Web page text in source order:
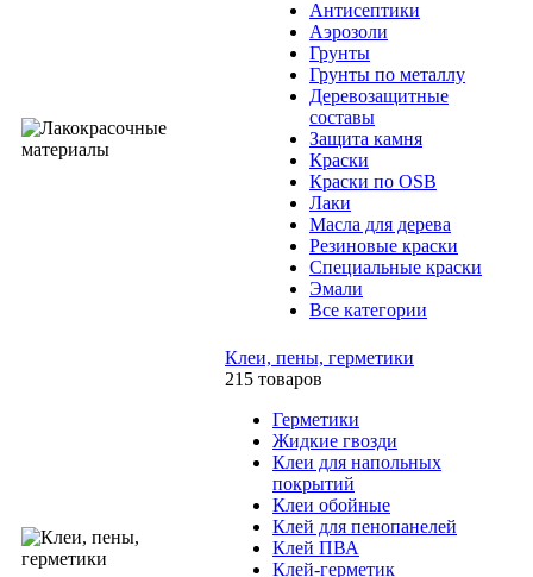
Антисептики
Аэрозоли
Грунты
Грунты по металлу
Деревозащитные
составы
Защита камня
Краски
Краски по OSB
Лаки
Масла для дерева
Резиновые краски
Специальные краски
Эмали
Все категории
Клеи, пены, герметики
215 товаров
Герметики
Жидкие гвозди
Клеи для напольных
покрытий
Клеи обойные
Клей для пенопанелей
Клей ПВА
Клей-герметик